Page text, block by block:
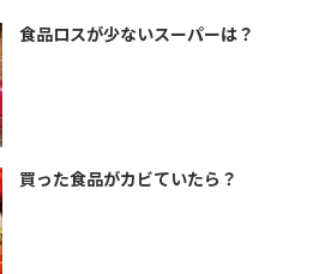
食品ロスが少ないスーパーは？
買った食品がカビていたら？